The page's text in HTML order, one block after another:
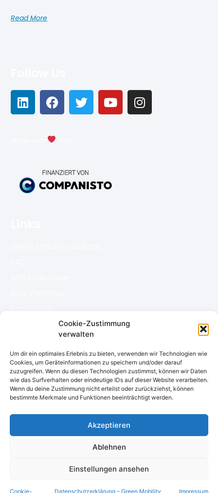
Cookie-Zustimmung
verwalten
Um dir ein optimales Erlebnis zu bieten, verwenden wir Technologien wie
Cookies, um Geräteinformationen zu speichern und/oder darauf
zuzugreifen. Wenn du diesen Technologien zustimmst, können wir Daten
wie das Surfverhalten oder eindeutige IDs auf dieser Website verarbeiten.
Wenn du deine Zustimmung nicht erteilst oder zurückziehst, können
bestimmte Merkmale und Funktionen beeinträchtigt werden.
Akzeptieren
Ablehnen
Einstellungen ansehen
Cookie- Datenschutzerklärung – Green Mobility Impressum
Read More
Kontakt
book-n-use gmbh
Ulmer Str. 81
+49 6151 38413 99
E-Mail: mail@book-n-use.com
Datenschutz
Made with